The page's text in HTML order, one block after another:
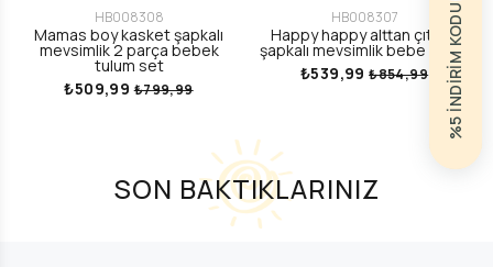
HB008308
Mamas boy kasket şapkalı
mevsimlik 2 parça bebek
tulum set
₺509,99₺799,99
HB008307
Happy happy alttan çıtçıtlı
şapkalı mevsimlik bebe tulum
₺539,99₺854,99
SON BAKTIKLARINIZ
%5 İNDİRİM KODU